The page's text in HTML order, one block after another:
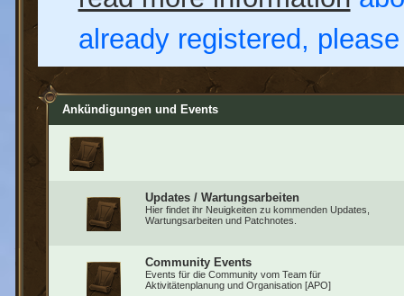
already registered,
Ankündigungen und Events
Updates / Wartungsarbeiten
Hier findet ihr Neuigkeiten zu kommenden Updates,
Wartungsarbeiten und Patchnotes.
Community Events
Events für die Community vom Team für
Aktivitätenplanung und Organisation [APO]